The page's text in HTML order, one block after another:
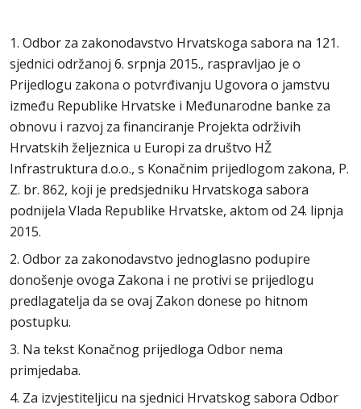
1. Odbor za zakonodavstvo Hrvatskoga sabora na 121.
sjednici održanoj 6. srpnja 2015., raspravljao je o
Prijedlogu zakona o potvrđivanju Ugovora o jamstvu
između Republike Hrvatske i Međunarodne banke za
obnovu i razvoj za financiranje Projekta održivih
Hrvatskih željeznica u Europi za društvo HŽ
Infrastruktura d.o.o., s Konačnim prijedlogom zakona, P.
Z. br. 862, koji je predsjedniku Hrvatskoga sabora
podnijela Vlada Republike Hrvatske, aktom od 24. lipnja
2015.
2. Odbor za zakonodavstvo jednoglasno podupire
donošenje ovoga Zakona i ne protivi se prijedlogu
predlagatelja da se ovaj Zakon donese po hitnom
postupku.
3. Na tekst Konačnog prijedloga Odbor nema
primjedaba.
4. Za izvjestiteljicu na sjednici Hrvatskog sabora Odbor